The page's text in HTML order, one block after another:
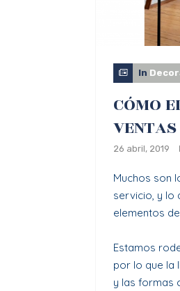
In
CÓMO
VENTAS
26 abril, 2019
Muchos son
servicio, y lo
elementos
Estamos
por lo que la
y las formas